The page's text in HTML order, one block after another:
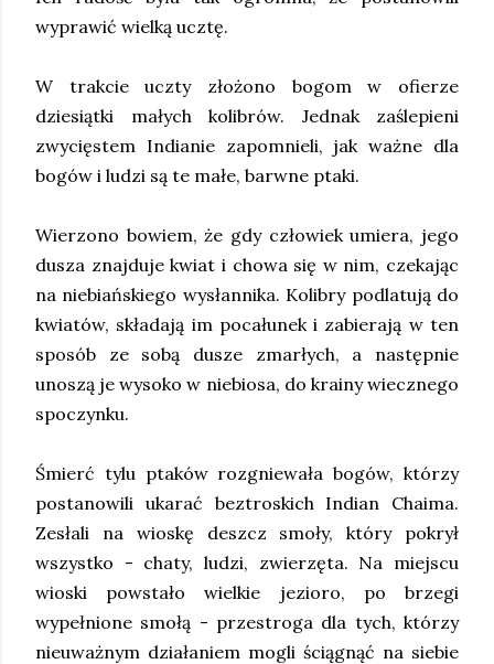
wyprawić wielką ucztę.
W trakcie uczty złożono bogom w ofierze
dziesiątki małych kolibrów. Jednak zaślepieni
zwycięstem Indianie zapomnieli, jak ważne dla
bogów i ludzi są te małe, barwne ptaki.
Wierzono bowiem, że gdy człowiek umiera, jego
dusza znajduje kwiat i chowa się w nim, czekając
na niebiańskiego wysłannika. Kolibry podlatują do
kwiatów, składają im pocałunek i zabierają w ten
sposób ze sobą dusze zmarłych, a następnie
unoszą je wysoko w niebiosa, do krainy wiecznego
spoczynku.
Śmierć tylu ptaków rozgniewała bogów, którzy
postanowili ukarać beztroskich Indian Chaima.
Zesłali na wioskę deszcz smoły, który pokrył
wszystko - chaty, ludzi, zwierzęta. Na miejscu
wioski powstało wielkie jezioro, po brzegi
wypełnione smołą - przestroga dla tych, którzy
nieuważnym działaniem mogli ściągnąć na siebie